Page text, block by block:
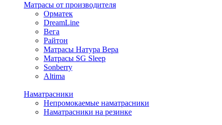
Матрасы от производителя
Орматек
DreamLine
Вега
Райтон
Матрасы Натура Вера
Матрасы SG Sleep
Sonberry
Altima
Наматрасники
Непромокаемые наматрасники
Наматрасники на резинке